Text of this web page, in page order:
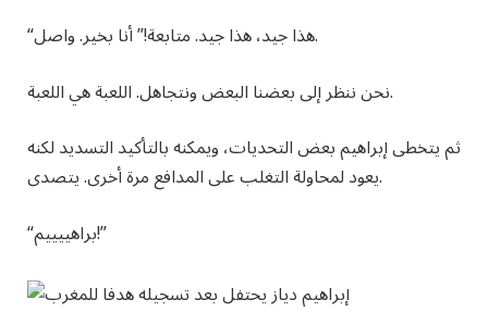
“
هذا جيد، هذا جيد. متابعة!” أنا بخير. واصل.
نحن ننظر إلى بعضنا البعض ونتجاهل. اللعبة هي اللعبة.
ثم يتخطى إبراهيم بعض التحديات، ويمكنه بالتأكيد التسديد لكنه
يعود لمحاولة التغلب على المدافع مرة أخرى. يتصدى.
“براهييييم!”